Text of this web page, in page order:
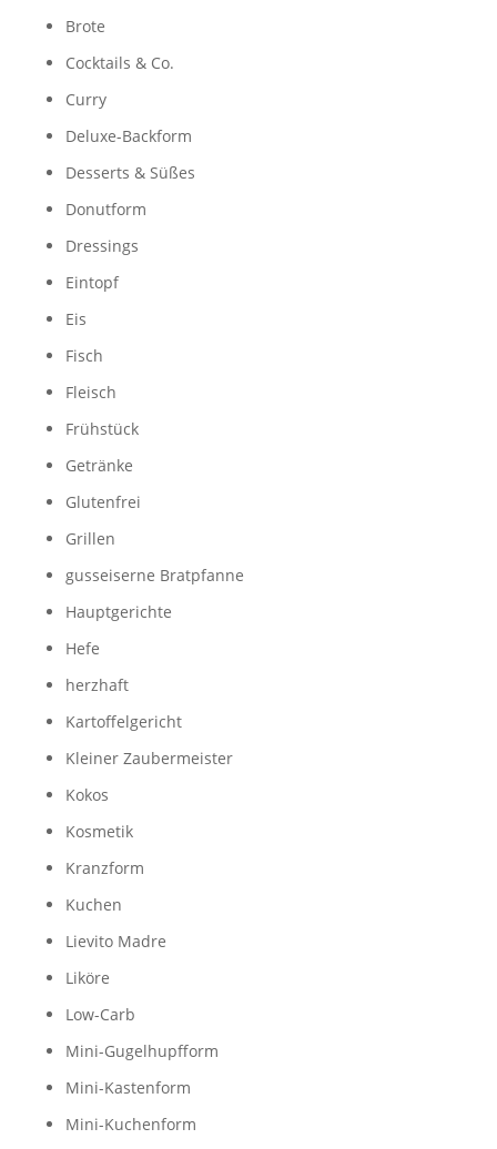
Brote
Cocktails & Co.
Curry
Deluxe-Backform
Desserts & Süßes
Donutform
Dressings
Eintopf
Eis
Fisch
Fleisch
Frühstück
Getränke
Glutenfrei
Grillen
gusseiserne Bratpfanne
Hauptgerichte
Hefe
herzhaft
Kartoffelgericht
Kleiner Zaubermeister
Kokos
Kosmetik
Kranzform
Kuchen
Lievito Madre
Liköre
Low-Carb
Mini-Gugelhupfform
Mini-Kastenform
Mini-Kuchenform